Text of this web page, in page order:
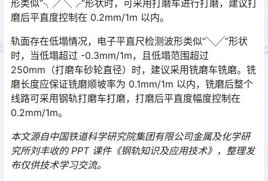
形类似“╮╱╲╭”形状时，可采用打磨车进行打磨，建议打
磨后平直度控制在 0.2mm/1m 以内。
轨面存在低塌情况，电子平直尺检测波形类似“╲╱”形状
时，当低塌超过 -0.3mm/1m，且低塌范围超过
250mm（打磨车砂轮直径）时，建议采用铣磨车铣磨。铣
磨长度应保证铣磨顺坡率为 0.1mm/1m 以内，铣磨后整个
线路可采用钢轨打磨车打磨，打磨后平直度幅度控制在
0.2mm/1m。󠅅󠅃󠄵󠅂󠄪󠇖󠆨󠆨󠇕󠆞󠆒󠅬󠇘󠆭󠆘󠇙󠆝󠅵󠇗󠆭󠆁󠄐󠇗󠅹󠅸󠇖󠆍󠅳󠇖󠅹󠅰󠇖󠆌󠅹
本文源自中国铁道科学研究院集团有限公司金属及化学研
究所刘丰收的 PPT 课件《钢轨知识及应用技术》，整理发
布仅供技术学习交流。